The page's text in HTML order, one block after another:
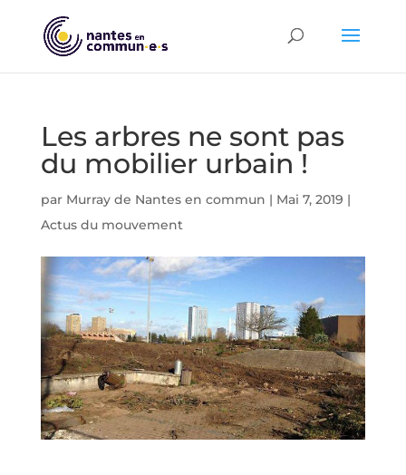
Les arbres ne sont pas
du mobilier urbain !
par Murray de Nantes en commun | Mai 7, 2019 |
Actus du mouvement